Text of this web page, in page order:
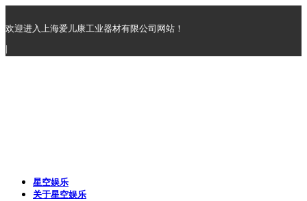
欢迎进入上海爱儿康工业器材有限公司网站！
|
星空娱乐
关于星空娱乐